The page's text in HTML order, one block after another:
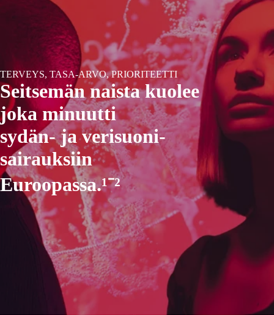
TERVEYS, TASA-ARVO, PRIORITEETTI
Seitsemän naista kuolee
joka minuutti
sydän- ja verisuoni-
sairauksiin
Euroopassa.¹⁻²